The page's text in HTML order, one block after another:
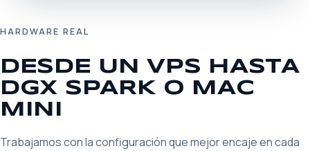
HARDWARE REAL
DESDE UN VPS HASTA
DGX SPARK O MAC
MINI
Trabajamos con la configuración que mejor encaje en cada